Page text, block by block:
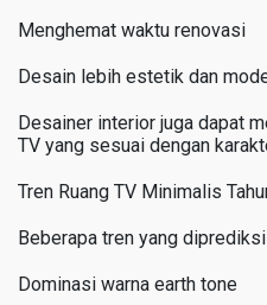
Menghemat waktu renovasi
Desain lebih estetik dan
Desainer interior juga dapat
TV yang sesuai dengan
Tren Ruang TV Minimalis
Beberapa tren yang
Dominasi warna earth tone